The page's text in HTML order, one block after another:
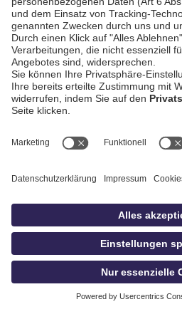
AGB / Gewinnspiele
Datenschutz
Impressum
idowa
Privatsphäre